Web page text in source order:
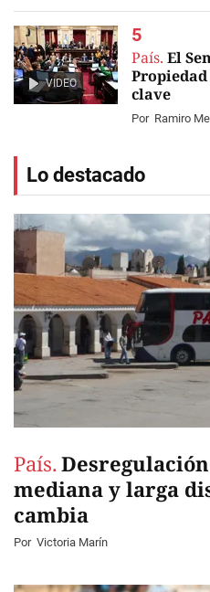
VIDEO
País. El
clave
Por Ramiro
Lo destacado
País.
mediana y larga
cambia
Por Victoria Marín